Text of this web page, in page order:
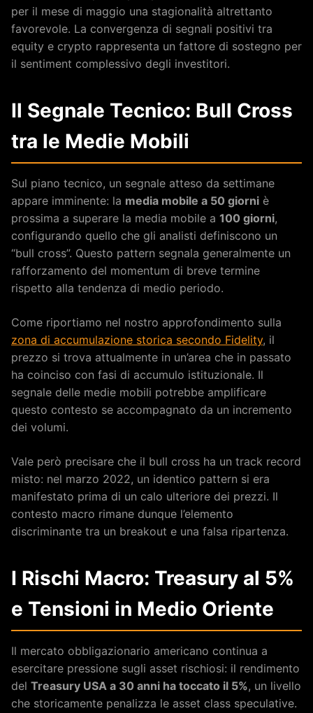
per il mese di maggio una stagionalità altrettanto
favorevole. La convergenza di segnali positivi tra
equity e crypto rappresenta un fattore di sostegno per
il sentiment complessivo degli investitori.
Il Segnale Tecnico: Bull Cross
tra le Medie Mobili
Sul piano tecnico, un segnale atteso da settimane
appare imminente: la media mobile a 50 giorni è
prossima a superare la media mobile a 100 giorni,
configurando quello che gli analisti definiscono un
“bull cross”. Questo pattern segnala generalmente un
rafforzamento del momentum di breve termine
rispetto alla tendenza di medio periodo.
Come riportiamo nel nostro approfondimento sulla
zona di accumulazione storica secondo Fidelity, il
prezzo si trova attualmente in un’area che in passato
ha coinciso con fasi di accumulo istituzionale. Il
segnale delle medie mobili potrebbe amplificare
questo contesto se accompagnato da un incremento
dei volumi.
Vale però precisare che il bull cross ha un track record
misto: nel marzo 2022, un identico pattern si era
manifestato prima di un calo ulteriore dei prezzi. Il
contesto macro rimane dunque l’elemento
discriminante tra un breakout e una falsa ripartenza.
I Rischi Macro: Treasury al 5%
e Tensioni in Medio Oriente
Il mercato obbligazionario americano continua a
esercitare pressione sugli asset rischiosi: il rendimento
del Treasury USA a 30 anni ha toccato il 5%, un livello
che storicamente penalizza le asset class speculative.